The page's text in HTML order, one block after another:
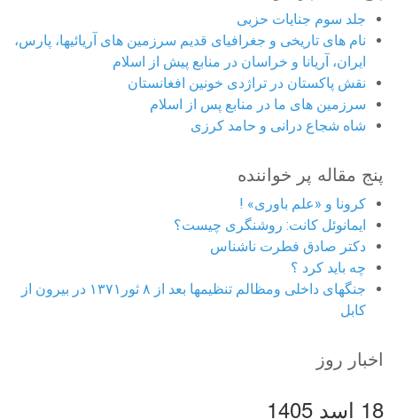
جلد سوم جنایات حزبی
نام های تاریخی و جغرافیای قدیم سرزمین های آریائیها، پارس،
ایران، آریانا و خراسان در منابع پیش از اسلام
نقش پاکستان در تراژدی خونین افغانستان
سرزمین های ما در منابع پس از اسلام
شاه شجاع درانی و حامد کرزی
پنج مقاله پر خواننده
کرونا و «علم باوری» !
ایمانوئل کانت: روشنگری چیست؟
دکتر صادق فطرت ناشناس
چه باید کرد ؟
جنگهای داخلی ومظالم تنظیمها بعد از ۸ ثور۱۳۷۱ در بیرون از
کابل
اخبار روز
18 اسد 1405